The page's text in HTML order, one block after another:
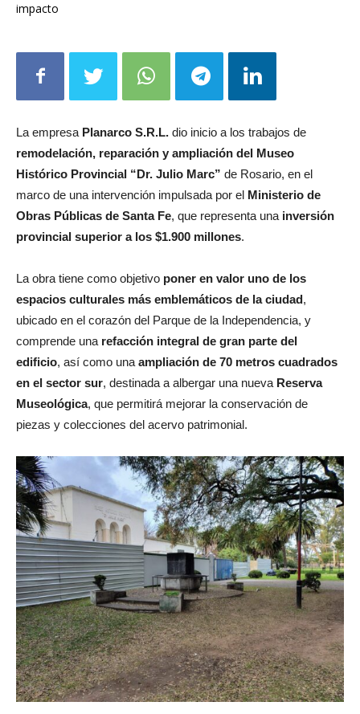
impacto
La empresa Planarco S.R.L. dio inicio a los trabajos de
remodelación, reparación y ampliación del Museo
Histórico Provincial “Dr. Julio Marc” de Rosario, en el
marco de una intervención impulsada por el Ministerio de
Obras Públicas de Santa Fe, que representa una inversión
provincial superior a los $1.900 millones.
La obra tiene como objetivo poner en valor uno de los
espacios culturales más emblemáticos de la ciudad,
ubicado en el corazón del Parque de la Independencia, y
comprende una refacción integral de gran parte del
edificio, así como unaampliación de 70 metros cuadrados
en el sector sur, destinada a albergar una nueva Reserva
Museológica, que permitirá mejorar la conservación de
piezas y colecciones del acervo patrimonial.